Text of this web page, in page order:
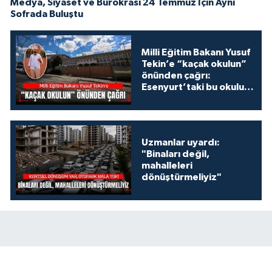
Medya, Siyaset ve Bürokrasi 24 Temmuz İçin Aynı
Sofrada Buluştu
Milli Eğitim Bakanı Yusuf
Tekin’e “kaçak okulun”
önünden çağrı:
Esenyurt’taki bu okulu
Uzmanlar uyardı:
"Binaları değil,
mahalleleri
dönüştürmeliyiz"